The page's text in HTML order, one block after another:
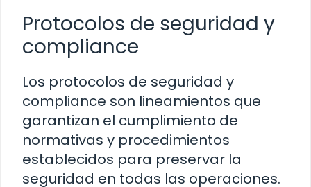
Protocolos de seguridad y
compliance
Los protocolos de seguridad y
compliance son lineamientos que
garantizan el cumplimiento de
normativas y procedimientos
establecidos para preservar la
seguridad en todas las operaciones.